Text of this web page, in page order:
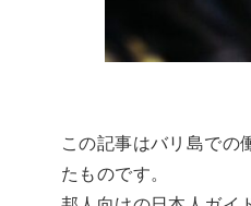
この記事はバリ島での
たものです。